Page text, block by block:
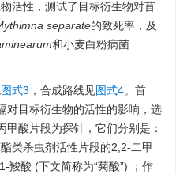
活性，测试了目标衍生物对苜
separate的致死率，及
和小麦白粉病菌
图式3 ，合成路线见图式4。首
对目标衍生物的活性的影响，选
酸片段为探针，它们分别是：
类杀虫剂活性片段的2,2-二甲
羧酸 (下文简称为“菊酸”) ；作